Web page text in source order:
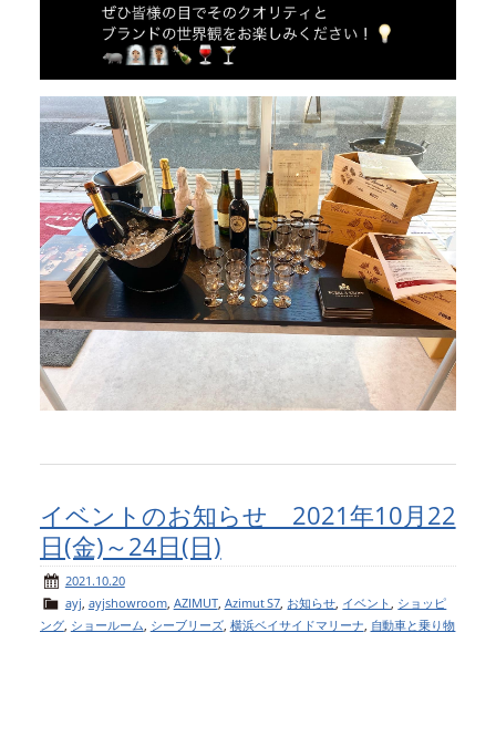
イベントのお知らせ 2021年10月22
日(金)～24日(日)
2021.10.20
ayj ayjshowroom, AZIMUT, Azimut S7 お知らせ イベント ショッピ
ング, ショールーム シーブリーズ, 横浜ベイサイドマリーナ 自動車と乗り物